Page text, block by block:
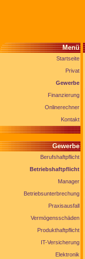
Menü
Startseite
Privat
Gewerbe
Finanzierung
Onlinerechner
Kontakt
Gewerbe
Berufshaftpflicht
Betriebshaftpflicht
Manager
Betriebsunterbrechung
Praxisausfall
Vermögensschäden
Produkthaftpflicht
IT-Versicherung
Elektronik